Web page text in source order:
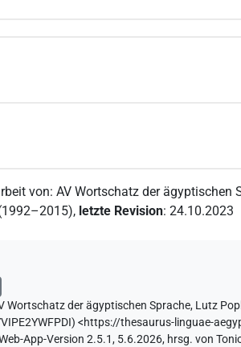
von:AV Wortschatz der ägyptischen
, letzte Revision:24.10.2023
Wortschatz der ägyptischen Sprache, Lutz
)<https://thesaurus-linguae-
App-Version 2.5.1, 5.6.2026, hrsg. von